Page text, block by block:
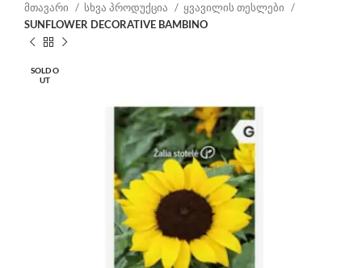
მთავარი სხვა პროდუქცია
ყვავილის თესლები
SUNFLOWER DECORATIVE BAMBINO
SOLD O
UT